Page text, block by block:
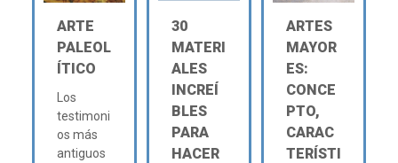
ARTE
PALEOL
ÍTICO
Los
testimoni
os más
antiguos
30
MATERI
ALES
INCREÍ
BLES
PARA
HACER
ARTES
MAYOR
ES:
CONCE
PTO,
CARAC
TERÍSTI